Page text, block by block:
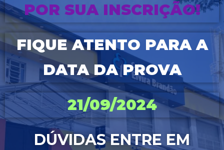
POR SUA INSCRIÇÃO!
FIQUE ATENTO PARA A
DATA DA PROVA
21/09/2024
DÚVIDAS ENTRE EM